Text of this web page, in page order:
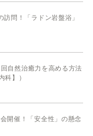
問！「ラドン岩盤浴」
自然治癒力を高める方法
科】）
開催！「安全性」の懸念